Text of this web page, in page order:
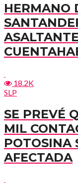
HERMANO
18.2K
SLP
SE PREVÉ
MIL
POTOSINA
AFECTADA